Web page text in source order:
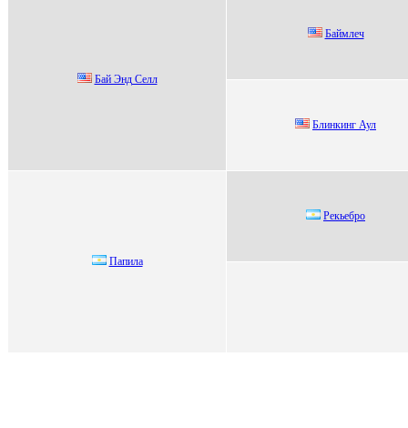
Бай Энд Сeлл
Баймлeч
Блинкинг Аул
Пaпилa
Pекьебpo